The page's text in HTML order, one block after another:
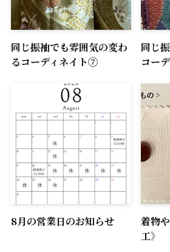
同じ振袖でも雰囲気の変わ
るコーディネイト⑦
同じ
コー
8月の営業日のお知らせ
着物
工》